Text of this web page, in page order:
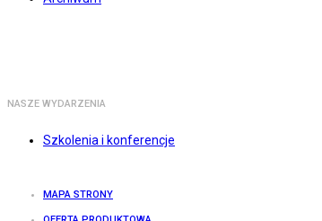
NASZE WYDARZENIA
Szkolenia i konferencje
MAPA STRONY